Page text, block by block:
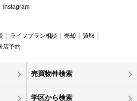
Instagram
ライフプラン相談 売却
買取
店予約
売買物件検索
学区から検索